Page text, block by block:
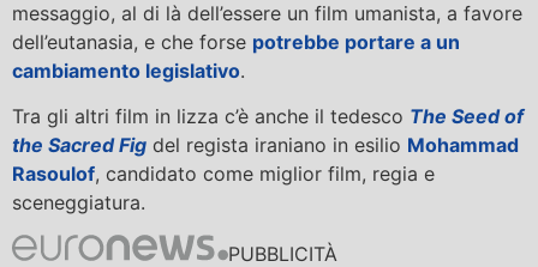
messaggio, al di là dell’essere un film umanista, a favore
dell’eutanasia, e che forse potrebbe portare a un
cambiamento legislativo.
Tra gli altri film in lizza c’è anche il tedesco The Seed of
the Sacred Fig del regista iraniano in esilio Mohammad
Rasoulof, candidato come miglior film, regia e
sceneggiatura.
PUBBLICITÀ